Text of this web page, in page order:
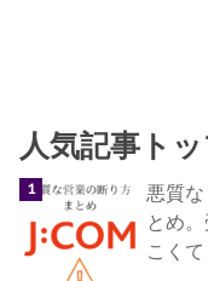
人気記事ト
悪質
とめ
こく